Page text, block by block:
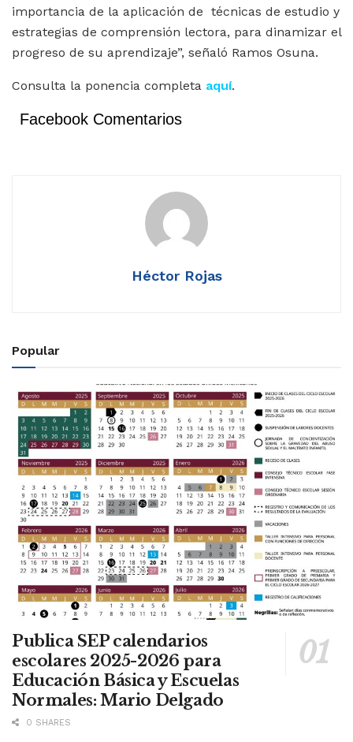
importancia de la aplicación de técnicas de estudio y
estrategias de comprensión lectora, para dinamizar el
progreso de su aprendizaje”, señaló Ramos Osuna.
Consulta la ponencia completa aquí.
Facebook Comentarios
Héctor Rojas
Popular
Publica SEP calendarios
escolares 2025-2026 para
Educación Básica y Escuelas
Normales: Mario Delgado
0 SHARES